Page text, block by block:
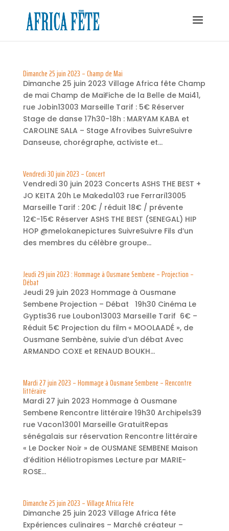
Dimanche 25 juin 2023 – Champ de Mai
Dimanche 25 juin 2023 Village Africa fête Champ
de mai Champ de MaiFiche de la Belle de Mai41,
rue Jobin13003 Marseille Tarif : 5€ Réserver
Stage de danse 17h30-18h : MARYAM KABA et
CAROLINE SALA – Stage Afrovibes SuivreSuivre
Danseuse, chorégraphe, activiste et...
Vendredi 30 juin 2023 – Concert
Vendredi 30 juin 2023 Concerts ASHS THE BEST +
JO KEITA 20h Le Makeda103 rue Ferrari13005
Marseille Tarif : 20€ / réduit 18€ / prévente
12€-15€ Réserver ASHS THE BEST (SENEGAL) HIP
HOP @melokanepictures SuivreSuivre Fils d’un
des membres du célèbre groupe...
Jeudi 29 juin 2023 : Hommage à Ousmane Sembene – Projection –
Débat
Jeudi 29 juin 2023 Hommage à Ousmane
Sembene Projection – Débat 19h30 Cinéma Le
Gyptis36 rue Loubon13003 Marseille Tarif 6€ –
Réduit 5€ Projection du film « MOOLAADÉ », de
Ousmane Sembène, suivie d’un débat Avec
ARMANDO COXE et RENAUD BOUKH...
Mardi 27 juin 2023 – Hommage à Ousmane Sembene – Rencontre
littéraire
Mardi 27 juin 2023 Hommage à Ousmane
Sembene Rencontre littéraire 19h30 Archipels39
rue Vacon13001 Marseille GratuitRepas
sénégalais sur réservation Rencontre littéraire
« Le Docker Noir » de OUSMANE SEMBENE Maison
d’édition Héliotropismes Lecture par MARIE-
ROSE...
Dimanche 25 juin 2023 – Village Africa Fête
Dimanche 25 juin 2023 Village Africa fête
Expériences culinaires – Marché créateur –